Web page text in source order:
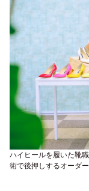
ハイヒールを履いた靴
術で後押しするオーダ